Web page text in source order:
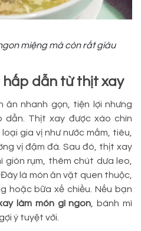
miệng mà còn rất giàu
hấp dẫn từ thịt xay
ăn nhanh gọn, tiện lợi nhưng
dẫn. Thịt xay được xào chín
gia vị như nước mắm, tiêu,
vị đậm đà. Sau đó, thịt xay
giòn rụm, thêm chút dưa leo,
là món ăn vặt quen thuộc,
hoặc bữa xế chiều. Nếu bạn
làm món gì ngon , bánh mì
ý tuyệt vời.